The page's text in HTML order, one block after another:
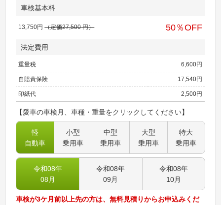
車検基本料
13,750円 （定価27,500円） 50％OFF
法定費用
重量税 6,600円
自賠責保険 17,540円
印紙代 2,500円
【愛車の車検月、車種・重量をクリックしてください】
軽
自動車
小型
乗用車
中型
乗用車
大型
乗用車
特大
乗用車
令和08年
08 月
令和08年
09 月
令和08年
10月
車検が3ケ月前以上先の方は、無料見積りからお申込みくだ